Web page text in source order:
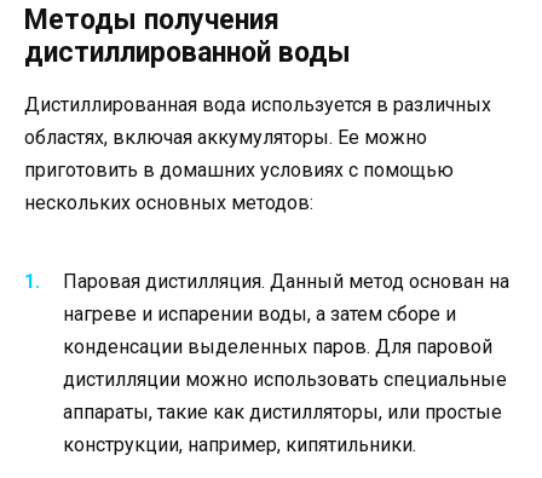
Методы получения
дистиллированной воды
Дистиллированная вода используется в различных
областях, включая аккумуляторы. Ее можно
приготовить в домашних условиях с помощью
нескольких основных методов:
Паровая дистилляция. Данный метод основан на
нагреве и испарении воды, а затем сборе и
конденсации выделенных паров. Для паровой
дистилляции можно использовать специальные
аппараты, такие как дистилляторы, или простые
конструкции, например, кипятильники.